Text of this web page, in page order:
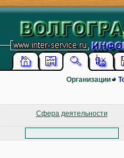
Организации
Сфера деятельности